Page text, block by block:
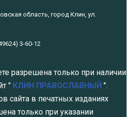
область, город Клин, ул.
3-60-12
разрешена только при наличии
" КЛИН ПРАВОСЛАВНЫЙ ".
сайта в печатных изданиях
только при указании